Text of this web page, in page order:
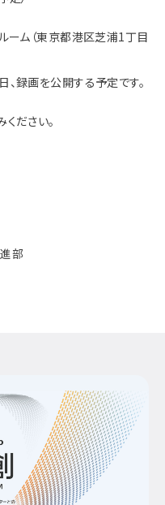
ーム（東京都港区芝浦1丁目
、録画を公開する予定です。
ださい。
進部